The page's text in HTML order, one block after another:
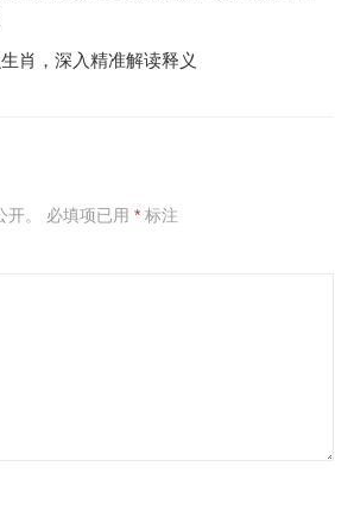
肖，深入精准解读释义
。 必填项已用 *标注